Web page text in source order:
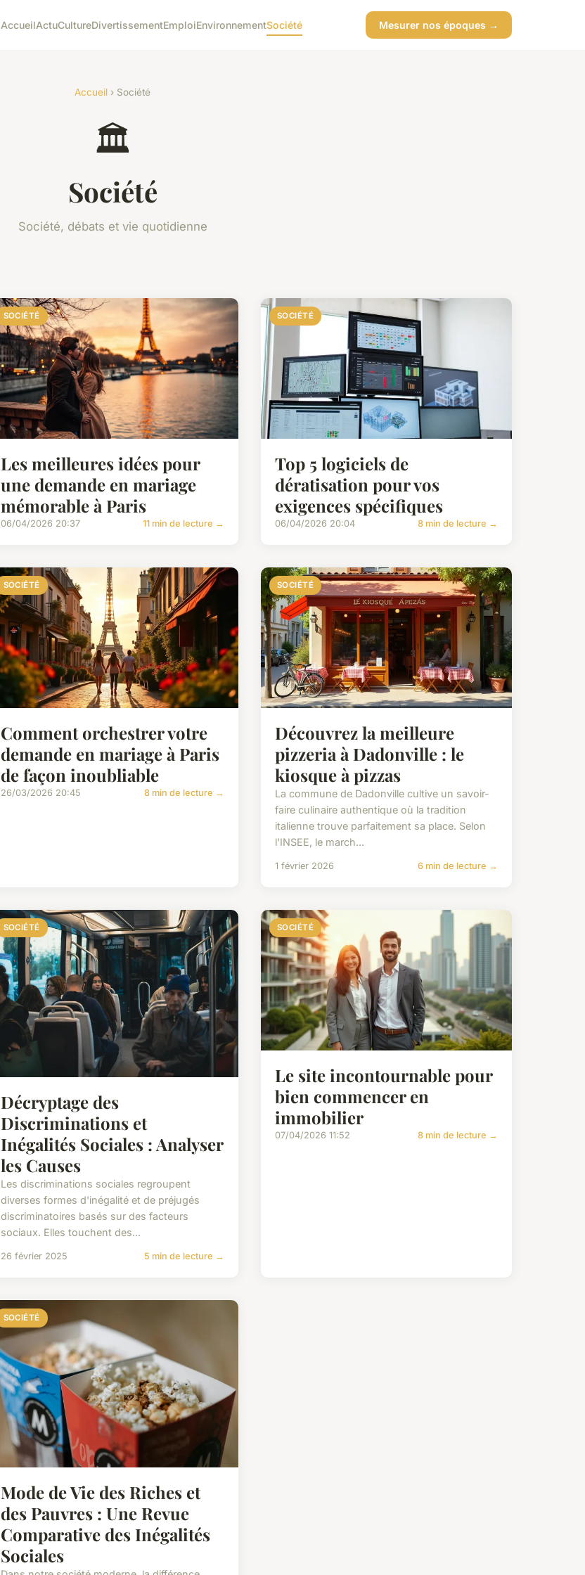
AccueilActuCultureDivertissementEmploiEnvironnementSociété Mesurer nos époques →
Accueil › Société
🏛️
Société
Société, débats et vie quotidienne
SOCIÉTÉ
Les meilleures idées pour
une demande en mariage
mémorable à Paris
06/04/2026 20:37 11 min de lecture →
SOCIÉTÉ
Top 5 logiciels de
dératisation pour vos
exigences spécifiques
06/04/2026 20:04 8 min de lecture →
SOCIÉTÉ
Comment orchestrer votre
demande en mariage à Paris
de façon inoubliable
26/03/2026 20:45 8 min de lecture →
SOCIÉTÉ
Découvrez la meilleure
pizzeria à Dadonville : le
kiosque à pizzas
La commune de Dadonville cultive un savoir-
faire culinaire authentique où la tradition
italienne trouve parfaitement sa place. Selon
l'INSEE, le march...
1 février 2026 6 min de lecture →
SOCIÉTÉ
Décryptage des
Discriminations et
Inégalités Sociales : Analyser
les Causes
Les discriminations sociales regroupent
diverses formes d'inégalité et de préjugés
discriminatoires basés sur des facteurs
sociaux. Elles touchent des...
26 février 2025 5 min de lecture →
SOCIÉTÉ
Le site incontournable pour
bien commencer en
immobilier
07/04/2026 11:52 8 min de lecture →
SOCIÉTÉ
Mode de Vie des Riches et
des Pauvres : Une Revue
Comparative des Inégalités
Sociales